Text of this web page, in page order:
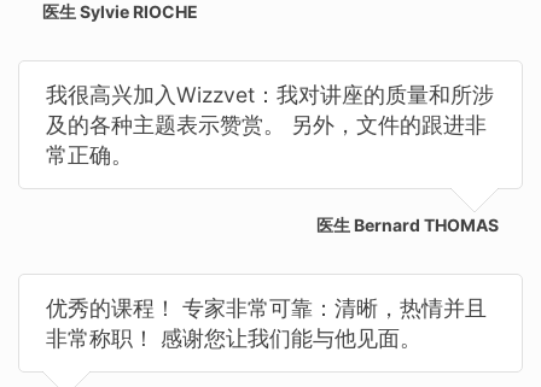
医生 Sylvie RIOCHE
我很高兴加入Wizzvet：我对讲座的质量和所涉
及的各种主题表示赞赏。 另外，文件的跟进非
常正确。
医生 Bernard THOMAS
优秀的课程！ 专家非常可靠：清晰，热情并且
非常称职！ 感谢您让我们能与他见面。